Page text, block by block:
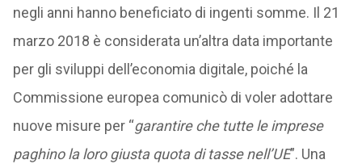
negli anni hanno beneficiato di ingenti somme. Il 21
marzo 2018 è considerata un’altra data importante
per gli sviluppi dell’economia digitale, poiché la
Commissione europea comunicò di voler adottare
nuove misure per “garantire che tutte le imprese
paghino la loro giusta quota di tasse nell’UE”. Una